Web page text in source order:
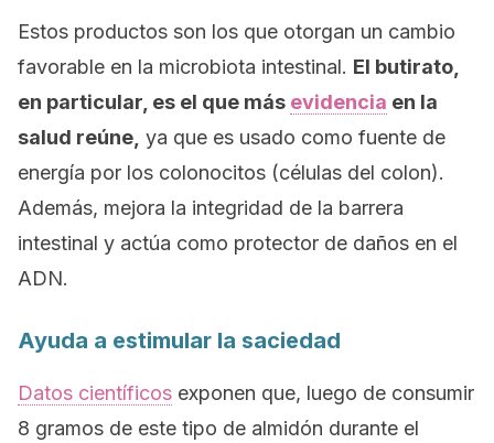
Estos productos son los que otorgan un cambio
favorable en la microbiota intestinal. El butirato,
en particular, es el que más evidencia en la
salud reúne, ya que es usado como fuente de
energía por los colonocitos (células del colon).
Además, mejora la integridad de la barrera
intestinal y actúa como protector de daños en el
ADN.
Ayuda a estimular la saciedad
Datos científicos exponen que, luego de consumir
8 gramos de este tipo de almidón durante el